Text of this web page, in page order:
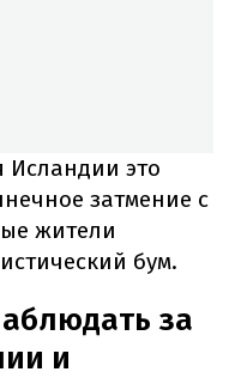
Исландии это
затмение с
жители
бум.
за
и